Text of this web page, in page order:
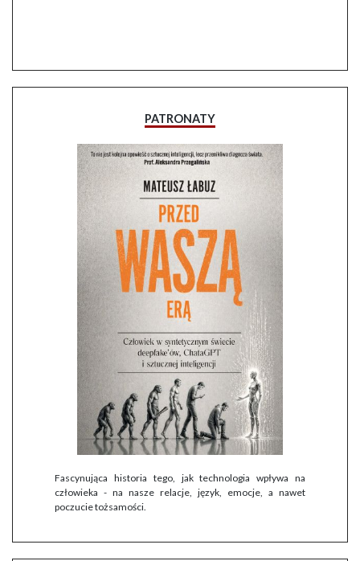
PATRONATY
Fascynująca historia tego, jak technologia wpływa na
człowieka - na nasze relacje, język, emocje, a nawet
poczucie tożsamości.